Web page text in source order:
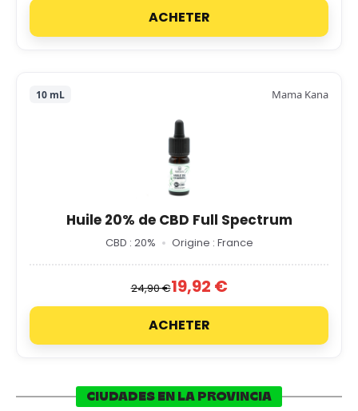
ACHETER
10 mL Mama Kana
Huile 20% de CBD Full Spectrum
CBD : 20% Origine : France
24,90 €19,92 €
ACHETER
CIUDADES EN LA PROVINCIA